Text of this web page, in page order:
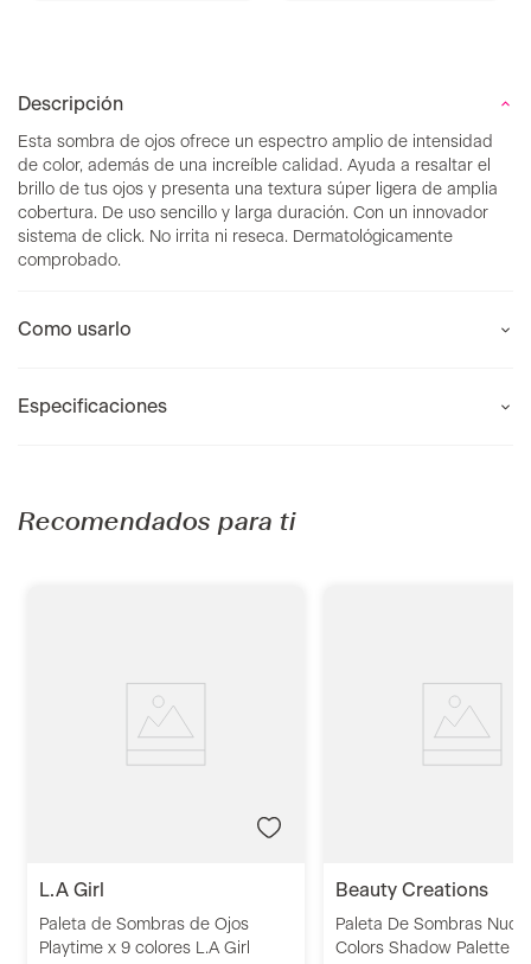
Descripción
Esta sombra de ojos ofrece un espectro amplio de intensidad
de color, además de una increíble calidad. Ayuda a resaltar el
brillo de tus ojos y presenta una textura súper ligera de amplia
cobertura. De uso sencillo y larga duración. Con un innovador
sistema de click. No irrita ni reseca. Dermatológicamente
comprobado.
Como usarlo
Especificaciones
Recomendados para ti
l.a girl
Paleta de Sombras de Ojos
Playtime x 9 colores L.A Girl
beauty creations
Paleta De Sombras Nude
Colors Shadow Palette